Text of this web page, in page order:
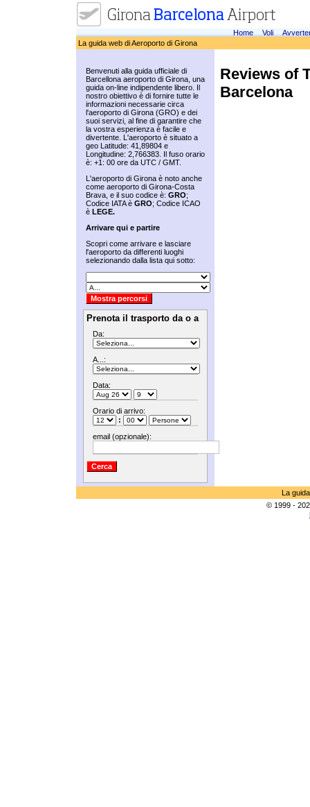
Home Voli
La guida web di Aeroporto di Girona
Benvenuti alla guida ufficiale di
Barcellona aeroporto di Girona, una
guida on-line indipendente libero. Il
nostro obiettivo è di fornire tutte le
informazioni necessarie circa
l'aeroporto di Girona (GRO) e dei
suoi servizi, al fine di garantire che
la vostra esperienza è facile e
divertente. L'aeroporto è situato a
geo Latitude: 41,89804 e
Longitudine: 2,766383. Il fuso orario
è: +1: 00 ore da UTC / GMT.
L'aeroporto di Girona è noto anche
come aeroporto di Girona-Costa
Brava, e il suo codice è: GRO;
Codice IATA è GRO; Codice ICAO
è LEGE.
Arrivare qui e partire
Scopri come arrivare e lasciare
l'aeroporto da differenti luoghi
selezionando dalla lista qui sotto:
Prenota il trasporto da o a
Da:
A...:
Data:
Orario di arrivo:
:
email (opzionale):
Reviews of
Barcelona
La
© 1999 -